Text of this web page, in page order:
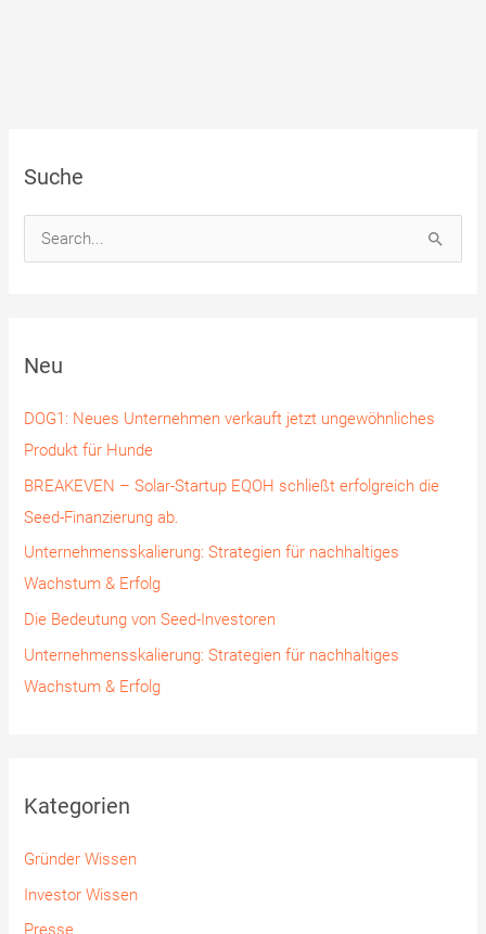
Suche
e
c
h
:
Neu
DOG1: Neues Unternehmen verkauft jetzt ungewöhnliches
Produkt für Hunde
BREAKEVEN – Solar-Startup EQOH schließt erfolgreich die
Seed-Finanzierung ab.
Unternehmensskalierung: Strategien für nachhaltiges
Wachstum & Erfolg
Die Bedeutung von Seed-Investoren
Unternehmensskalierung: Strategien für nachhaltiges
Wachstum & Erfolg
Kategorien
Gründer Wissen
Investor Wissen
Presse